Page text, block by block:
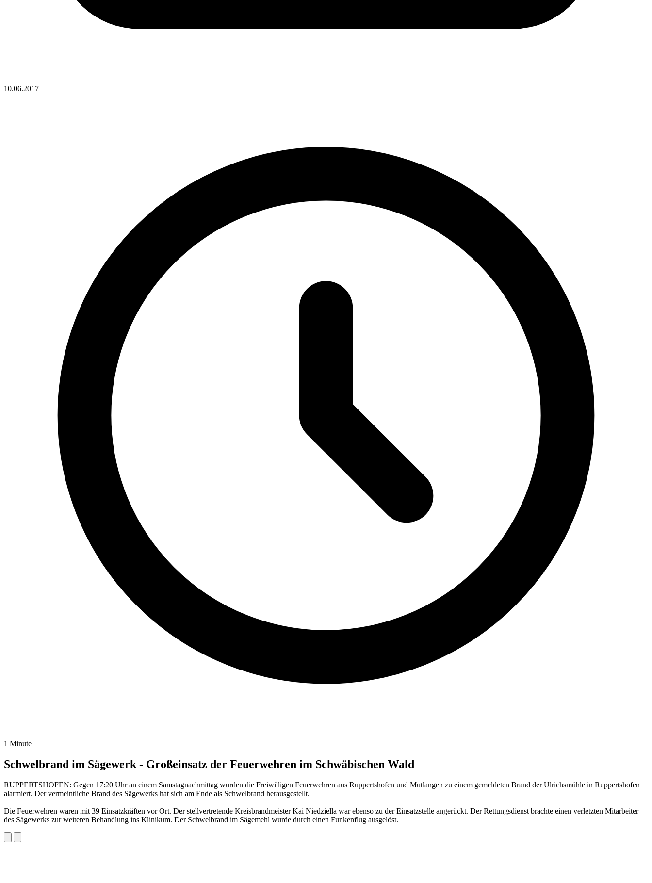
10.06.2017
1 Minute
Schwelbrand im Sägewerk - Großeinsatz der Feuerwehren im Schwäbischen Wald
RUPPERTSHOFEN: Gegen 17:20 Uhr an einem Samstagnachmittag wurden die Freiwilligen Feuerwehren aus Ruppertshofen und Mutlangen zu einem gemeldeten Brand der Ulrichsmühle in Ruppertshofen
alarmiert. Der vermeintliche Brand des Sägewerks hat sich am Ende als Schwelbrand herausgestellt.
Die Feuerwehren waren mit 39 Einsatzkräften vor Ort. Der stellvertretende Kreisbrandmeister Kai Niedziella war ebenso zu der Einsatzstelle angerückt. Der Rettungsdienst brachte einen verletzten Mitarbeiter
des Sägewerks zur weiteren Behandlung ins Klinikum. Der Schwelbrand im Sägemehl wurde durch einen Funkenflug ausgelöst.